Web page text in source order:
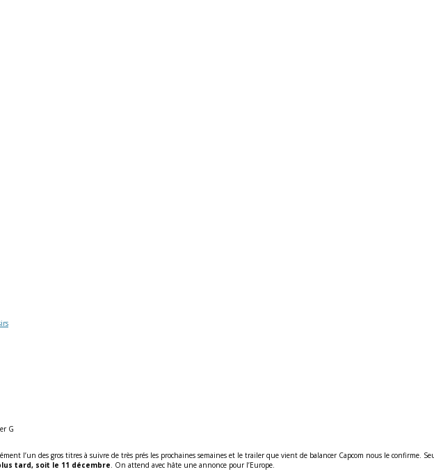
G
l’un des gros titres à suivre de très prés les prochaines semaines et le trailer que vient de balancer Capcom nous le confirme.
tard, soit le 11 décembre. On attend avec hâte une annonce pour l’Europe.